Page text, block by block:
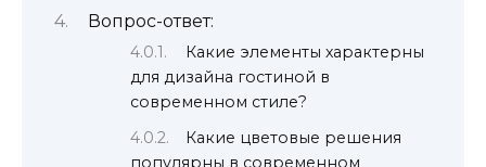
Вопрос-ответ:
Какие элементы характерны
для дизайна гостиной в
современном стиле?
Какие цветовые решения
популярны в современном